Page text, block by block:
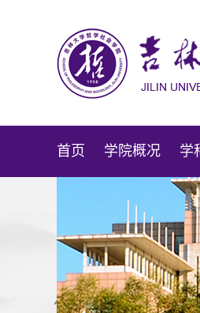
首页 学院概况 学